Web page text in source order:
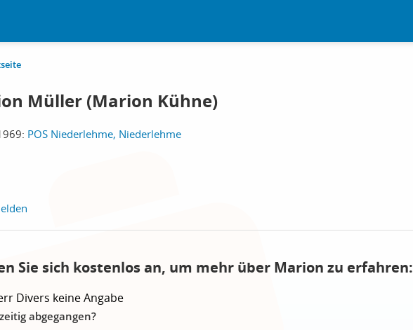
Müller (Marion Kühne)
POS Niederlehme, Niederlehme
Sie sich kostenlos an, um mehr über Marion zu erfahren:
Divers keine Angabe
abgegangen?